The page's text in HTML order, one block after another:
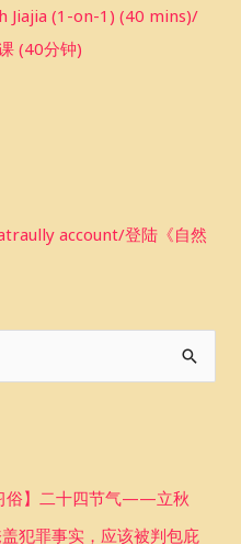
Jiajia (1-on-1) (40 mins)/
(40分钟)
account/登陆《自然
俗】二十四节气——立秋
犯罪事实，应该被判包庇